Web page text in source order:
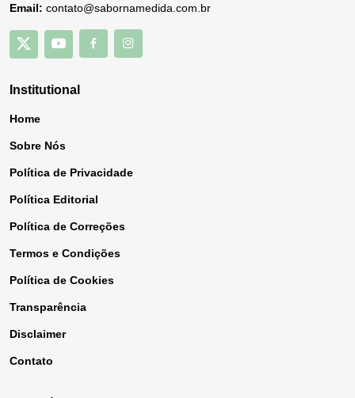
Email: contato@sabornamedida.com.br
Institutional
Home
Sobre Nós
Política de Privacidade
Política Editorial
Política de Correções
Termos e Condições
Política de Cookies
Transparência
Disclaimer
Contato